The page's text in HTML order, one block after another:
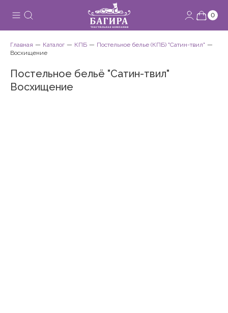
0
Главная Каталог КПБ
Постельное белье (КПБ) "Сатин-твил"
Восхищение
Постельное бельё "Сатин-твил"
Восхищение